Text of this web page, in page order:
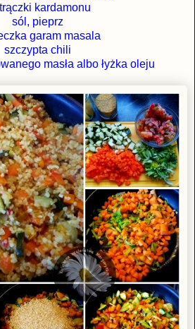
kardamonu
sól, pieprz
garam masala
szczypta chili
masła albo łyżka oleju